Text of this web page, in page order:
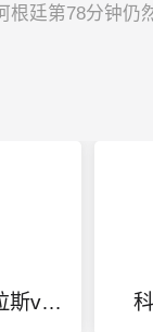
根廷第78分钟仍
nba季后赛达拉斯vs快船比分